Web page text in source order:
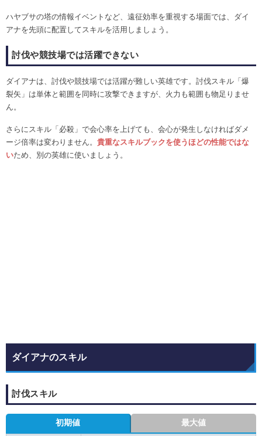
ハヤブサの塔の情報イベントなど、遠征効率を重視する場面では、ダイ
アナを先頭に配置してスキルを活用しましょう。
討伐や競技場では活躍できない
ダイアナは、討伐や競技場では活躍が難しい英雄です。討伐スキル「爆
裂矢」は単体と範囲を同時に攻撃できますが、火力も範囲も物足りませ
ん。
さらにスキル「必殺」で会心率を上げても、会心が発生しなければダメ
ージ倍率は変わりません。 貴重なスキルブックを使うほどの性能ではな
いため、別の英雄に使いましょう。
ダイアナのスキル
討伐スキル
初期値 最大値